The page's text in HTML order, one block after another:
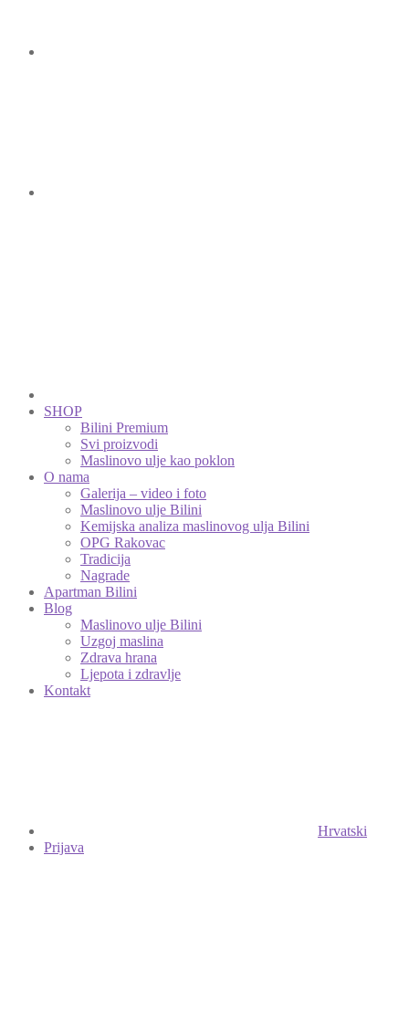
SHOP
Bilini Premium
Svi proizvodi
Maslinovo ulje kao poklon
O nama
Galerija – video i foto
Maslinovo ulje Bilini
Kemijska analiza maslinovog ulja Bilini
OPG Rakovac
Tradicija
Nagrade
Apartman Bilini
Blog
Maslinovo ulje Bilini
Uzgoj maslina
Zdrava hrana
Ljepota i zdravlje
Kontakt
Hrvatski
Prijava